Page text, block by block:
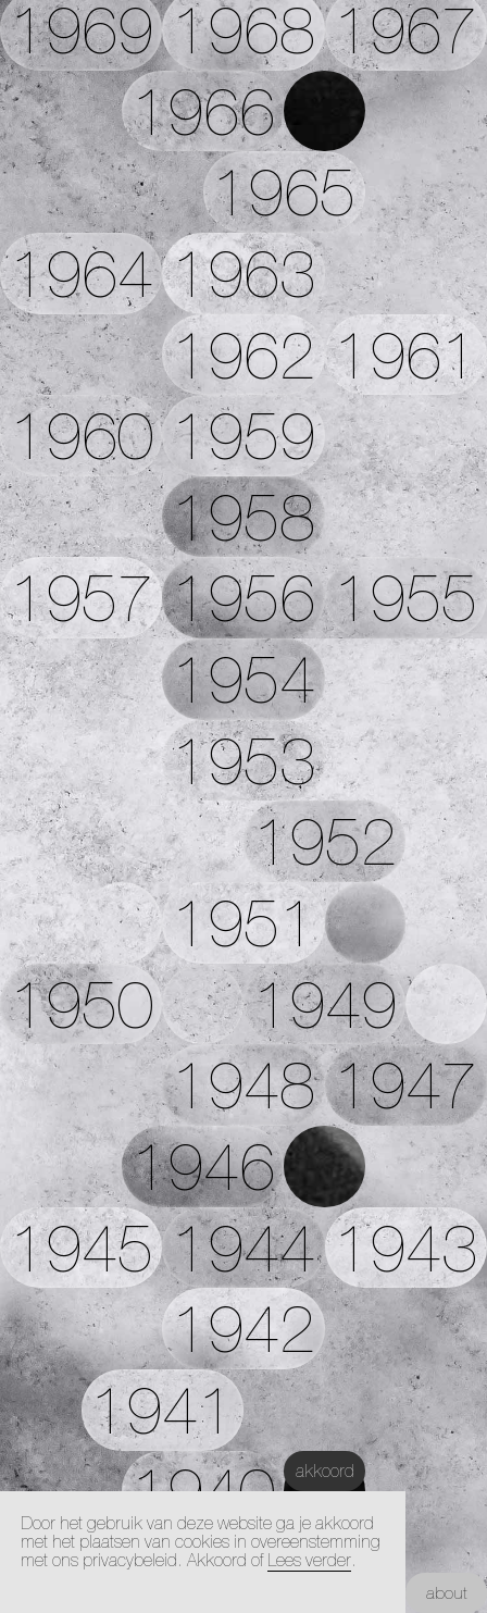
1969 1968 1967
1966
1965
1964 1963
1962 1961
1960 1959
1958
1957 1956 1955
1954
1953
1952
1951
1950
1949
1948 1947
1946
1945 1944 1943
1942
1941
1940
1939 1938 about
Door het gebruik van deze website ga je akkoord
met het plaatsen van cookies in overeenstemming
met ons privacybeleid. Akkoord of Lees verder.
akkoord